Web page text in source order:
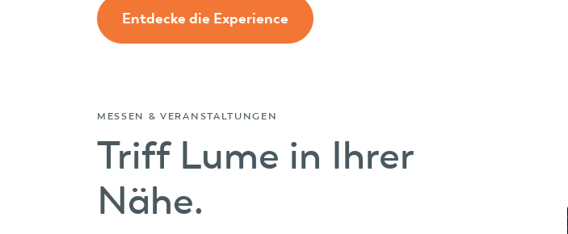
Entdecke die Experience
MESSEN & VERANSTALTUNGEN
Triff Lume in Ihrer
Nähe.